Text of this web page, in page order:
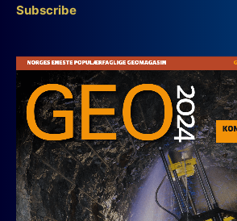
Subscribe